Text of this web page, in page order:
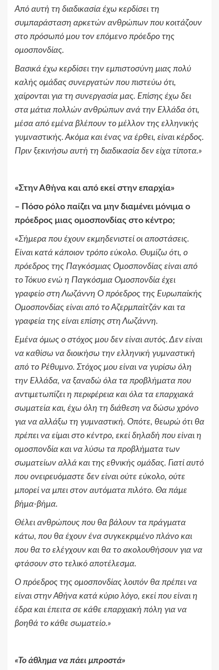
Από αυτή τη διαδικασία έχω κερδίσει τη
συμπαράσταση αρκετών ανθρώπων που κοιτάζουν
στο πρόσωπό μου τον επόμενο πρόεδρο της
ομοσπονδίας.
Βασικά έχω κερδίσει την εμπιστοσύνη μιας πολύ
καλής ομάδας συνεργατών που πιστεύω ότι,
χαίρονται για τη συνεργασία μας. Επίσης έχω δει
στα μάτια πολλών ανθρώπων ανά την Ελλάδα ότι,
μέσα από εμένα βλέπουν το μέλλον της ελληνικής
γυμναστικής. Ακόμα και ένας να έρθει, είναι κέρδος.
Πριν ξεκινήσω αυτή τη διαδικασία δεν είχα τίποτα.»
«Στην Αθήνα και από εκεί στην επαρχία»
– Πόσο ρόλο παίζει να μην διαμένει μόνιμα ο
πρόεδρος μιας ομοσπονδίας στο κέντρο;
«Σήμερα που έχουν εκμηδενιστεί οι αποστάσεις.
Είναι κατά κάποιον τρόπο εύκολο. Θυμίζω ότι, ο
πρόεδρος της Παγκόσμιας Ομοσπονδίας είναι από
το Τόκυο ενώ η Παγκόσμια Ομοσπονδία έχει
γραφείο στη Λωζάννη Ο πρόεδρος της Ευρωπαϊκής
Ομοσπονδίας είναι από το Αζερμπαϊτζάν και τα
γραφεία της είναι επίσης στη Λωζάννη.
Εμένα όμως ο στόχος μου δεν είναι αυτός. Δεν είναι
να καθίσω να διοικήσω την ελληνική γυμναστική
από το Ρέθυμνο. Στόχος μου είναι να γυρίσω όλη
την Ελλάδα, να ξαναδώ όλα τα προβλήματα που
αντιμετωπίζει η περιφέρεια και όλα τα επαρχιακά
σωματεία και, έχω όλη τη διάθεση να δώσω χρόνο
για να αλλάξω τη γυμναστική. Οπότε, θεωρώ ότι θα
πρέπει να είμαι στο κέντρο, εκεί δηλαδή που είναι η
ομοσπονδία και να λύσω τα προβλήματα των
σωματείων αλλά και της εθνικής ομάδας. Γιατί αυτό
που ονειρευόμαστε δεν είναι ούτε εύκολο, ούτε
μπορεί να μπει στον αυτόματα πιλότο. Θα πάμε
βήμα-βήμα.
Θέλει ανθρώπους που θα βάλουν τα πράγματα
κάτω, που θα έχουν ένα συγκεκριμένο πλάνο και
που θα το ελέγχουν και θα το ακολουθήσουν για να
φτάσουν στο τελικό αποτέλεσμα.
Ο πρόεδρος της ομοσπονδίας λοιπόν θα πρέπει να
είναι στην Αθήνα κατά κύριο λόγο, εκεί που είναι η
έδρα και έπειτα σε κάθε επαρχιακή πόλη για να
βοηθά το κάθε σωματείο.»
«Το άθλημα να πάει μπροστά»